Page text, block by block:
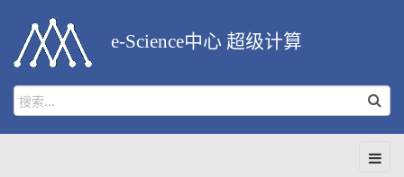
e-Science中心 超级计算